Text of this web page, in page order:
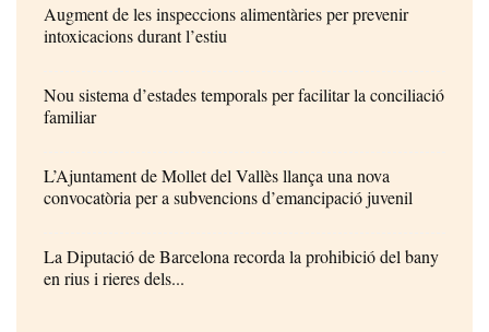
Augment de les inspeccions alimentàries per prevenir
intoxicacions durant l’estiu
Nou sistema d’estades temporals per facilitar la conciliació
familiar
L’Ajuntament de Mollet del Vallès llança una nova
convocatòria per a subvencions d’emancipació juvenil
La Diputació de Barcelona recorda la prohibició del bany
en rius i rieres dels...